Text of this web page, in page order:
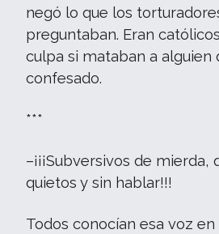
negó lo que los
preguntaban. Eran
culpa si mataban a alguien
confesado.
***
–¡¡¡Subversivos de mierda,
quietos y sin hablar!!!
Todos conocían esa voz